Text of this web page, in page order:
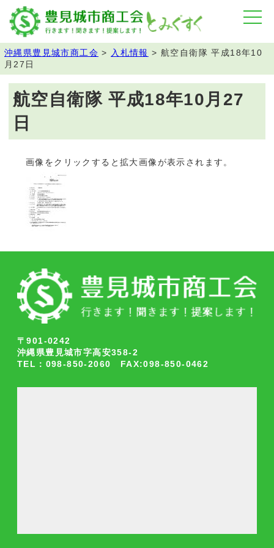
沖縄県豊見城市商工会 > 入札情報 >航空自衛隊 平成18年10
月27日
航空自衛隊 平成18年10月27
日
画像をクリックすると拡大画像が表示されます。
〒901-0242
沖縄県豊見城市字高安358-2
TEL：098-850-2060 FAX:098-850-0462